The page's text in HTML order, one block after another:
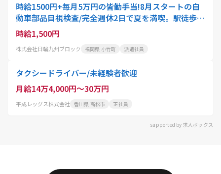
時給1500円+毎月5万円の皆勤手当!8月スタートの自
動車部品目視検査/完全週休2日で夏を満喫。駅徒歩1
0分・車通勤OK。未経験・外国籍大歓迎!マニュアル
完備で初めての方も安心スタート
時給1,500円
株式会社日輪九州ブロック 福岡県 小竹町 派遣社員
タクシードライバー/未経験者歓迎
月給14万4,000円～30万円
平成レッグス株式会社 香川県 高松市 正社員
supported by 求人ボックス